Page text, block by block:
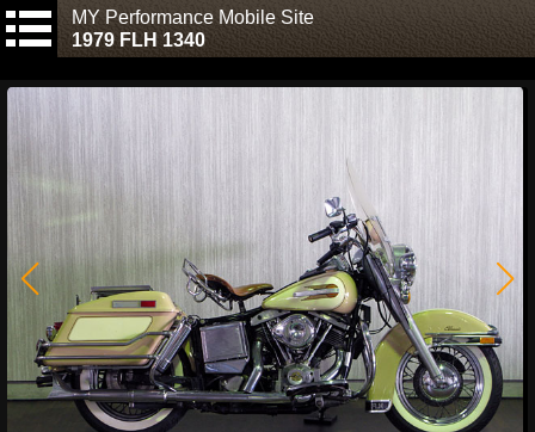
MY Performance Mobile Site
1979 FLH 1340